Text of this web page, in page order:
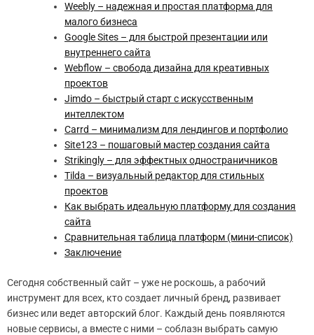
Weebly – надежная и простая платформа для
малого бизнеса
Google Sites – для быстрой презентации или
внутреннего сайта
Webflow – свобода дизайна для креативных
проектов
Jimdo – быстрый старт с искусственным
интеллектом
Carrd – минимализм для лендингов и портфолио
Site123 – пошаговый мастер создания сайта
Strikingly – для эффектных одностраничников
Tilda – визуальный редактор для стильных
проектов
Как выбрать идеальную платформу для создания
сайта
Сравнительная таблица платформ (мини-список)
Заключение
Сегодня собственный сайт – уже не роскошь, а рабочий
инструмент для всех, кто создает личный бренд, развивает
бизнес или ведет авторский блог. Каждый день появляются
новые сервисы, а вместе с ними – соблазн выбрать самую